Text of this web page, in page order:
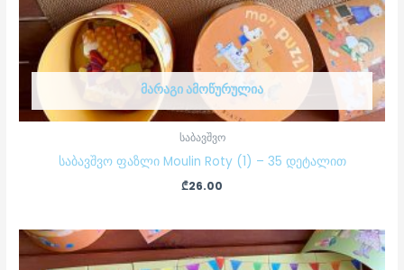
ᲛᲐᲠᲐᲒᲘ ᲐᲛᲝᲬᲣᲠᲣᲚᲘᲐ
საბავშვო
საბავშვო ფაზლი Moulin Roty (1) – 35 დეტალით
₾26.00